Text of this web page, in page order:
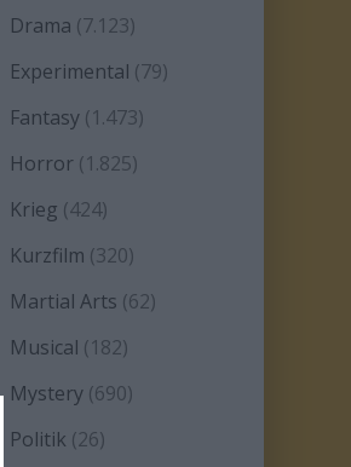
Drama (7.123)
Experimental (79)
Fantasy (1.473)
Horror (1.825)
Krieg (424)
Kurzfilm (320)
Martial Arts (62)
Musical (182)
Mystery (690)
Politik (26)